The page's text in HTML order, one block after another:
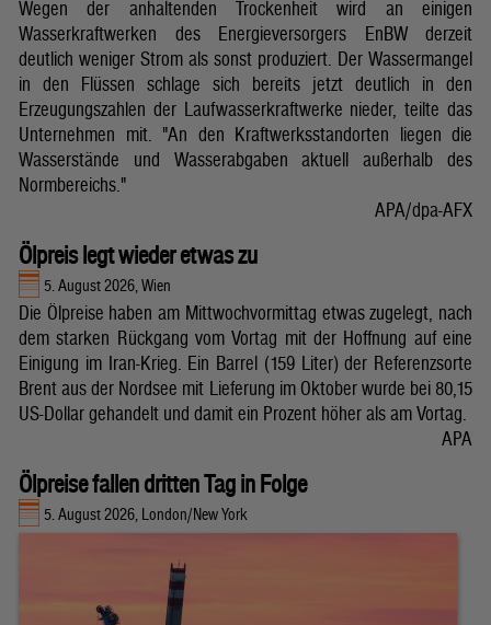
Wegen der anhaltenden Trockenheit wird an einigen
Wasserkraftwerken des Energieversorgers EnBW derzeit
deutlich weniger Strom als sonst produziert. Der Wassermangel
in den Flüssen schlage sich bereits jetzt deutlich in den
Erzeugungszahlen der Laufwasserkraftwerke nieder, teilte das
Unternehmen mit. "An den Kraftwerksstandorten liegen die
Wasserstände und Wasserabgaben aktuell außerhalb des
Normbereichs."
APA/dpa-AFX
Ölpreis legt wieder etwas zu
5. August 2026, Wien
Die Ölpreise haben am Mittwochvormittag etwas zugelegt, nach
dem starken Rückgang vom Vortag mit der Hoffnung auf eine
Einigung im Iran-Krieg. Ein Barrel (159 Liter) der Referenzsorte
Brent aus der Nordsee mit Lieferung im Oktober wurde bei 80,15
US-Dollar gehandelt und damit ein Prozent höher als am Vortag.
APA
Ölpreise fallen dritten Tag in Folge
5. August 2026, London/New York